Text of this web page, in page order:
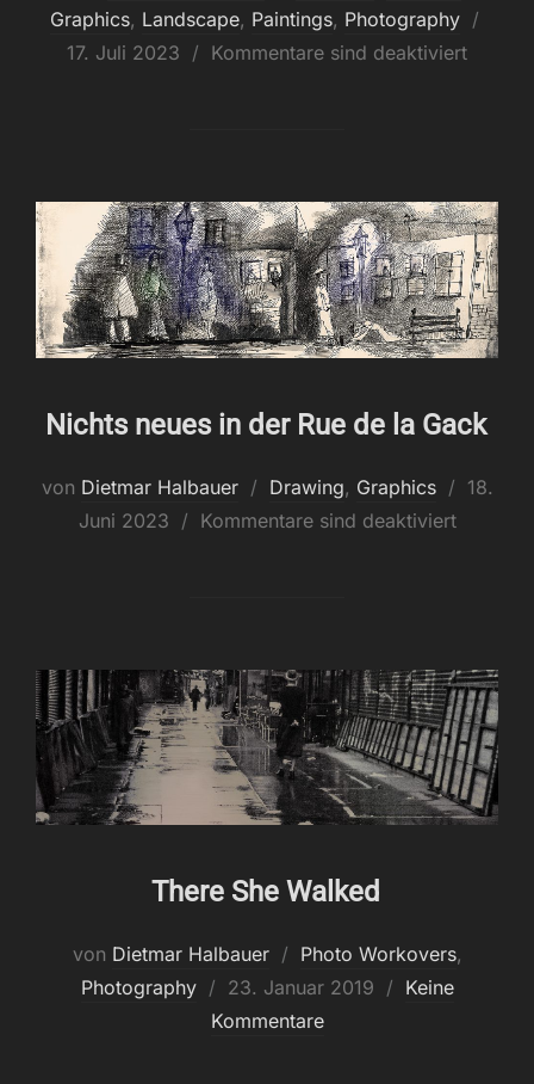
Graphics, Landscape, Paintings, Photography
17. Juli 2023 Kommentare sind deaktiviert
Nichts neues in der Rue de la Gack
von Dietmar Halbauer Drawing, Graphics
18.
Juni 2023
Kommentare sind deaktiviert
There She Walked
von Dietmar Halbauer Photo Workovers,
Photography
Veröffentlicht
am
23. Januar 2019
Keine
Kommentare